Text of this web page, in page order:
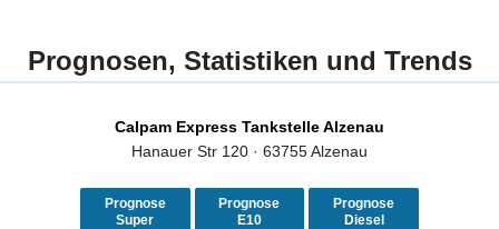
Prognosen, Statistiken und Trends
Calpam Express Tankstelle Alzenau
Hanauer Str 120 · 63755 Alzenau
Prognose
Super
Prognose
E10
Prognose
Diesel